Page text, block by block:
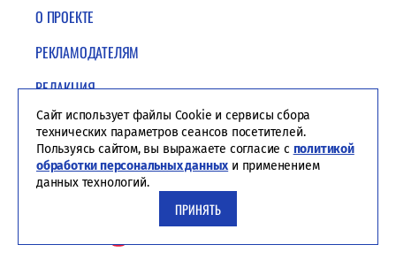
О ПРОЕКТЕ
РЕКЛАМОДАТЕЛЯМ
РЕДАКЦИЯ
ПОЛИТИКА КОНФИДЕНЦИАЛЬНОСТИ
Сайт использует файлы Cookie и сервисы сбора
технических параметров сеансов посетителей.
Пользуясь сайтом, вы выражаете согласие с политикой
обработки персональных данных и применением
данных технологий.
ПРИНЯТЬ